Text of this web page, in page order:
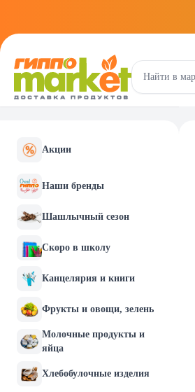
Акции
Наши бренды
Шашлычный сезон
Скоро в школу
Канцелярия и книги
Фрукты и овощи, зелень
Молочные продукты и
яйца
Хлебобулочные изделия